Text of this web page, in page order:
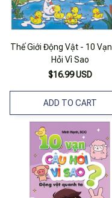
Thế Giới Động Vật - 10
Hỏi Vì Sao
$16.99 USD
ADD TO CART